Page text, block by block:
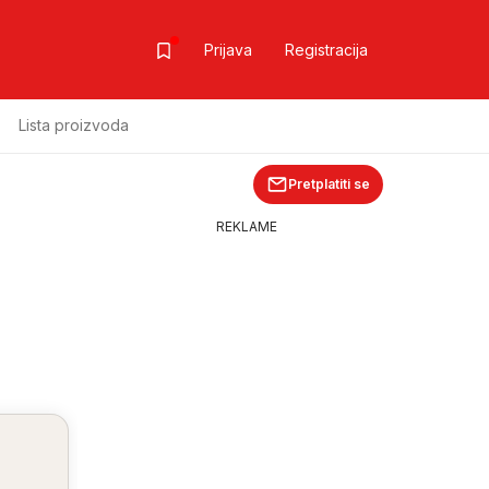
Prijava Registracija
Lista proizvoda
Pretplatiti se
REKLAME